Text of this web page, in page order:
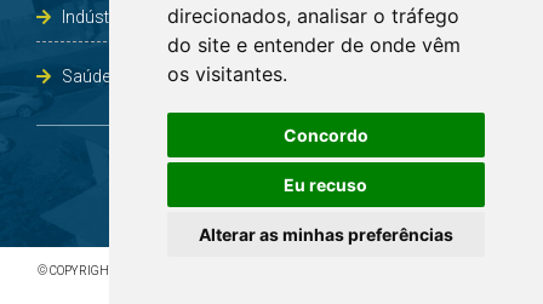
direcionados, analisar o tráfego
do site e entender de onde vêm
os visitantes.
Concordo
Eu recuso
Alterar as minhas preferências
Indústria, Comércio, Agricultura e Meio Ambiente
Saúde
© COPYRIGHT 2026 - TODOS OS DIREITOS RESERVADOS À PREFEITURA DE BOA VISTA DO